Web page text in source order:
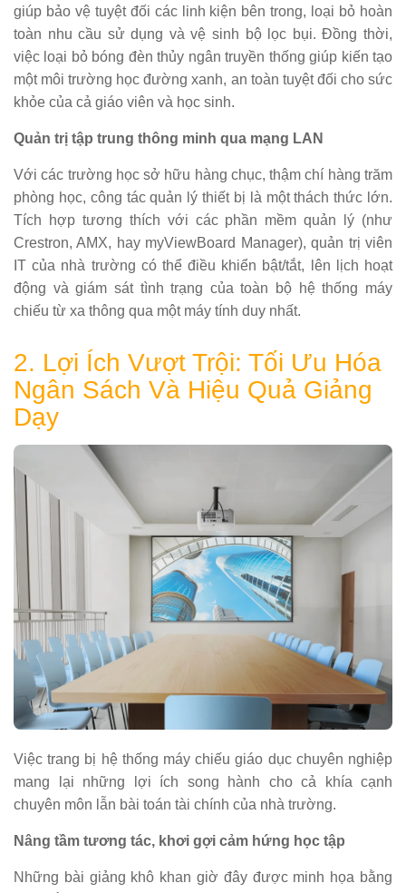
giúp bảo vệ tuyệt đối các linh kiện bên trong, loại bỏ hoàn
toàn nhu cầu sử dụng và vệ sinh bộ lọc bụi. Đồng thời,
việc loại bỏ bóng đèn thủy ngân truyền thống giúp kiến tạo
một môi trường học đường xanh, an toàn tuyệt đối cho sức
khỏe của cả giáo viên và học sinh.
Quản trị tập trung thông minh qua mạng LAN
Với các trường học sở hữu hàng chục, thậm chí hàng trăm
phòng học, công tác quản lý thiết bị là một thách thức lớn.
Tích hợp tương thích với các phần mềm quản lý (như
Crestron, AMX, hay myViewBoard Manager), quản trị viên
IT của nhà trường có thể điều khiển bật/tắt, lên lịch hoạt
động và giám sát tình trạng của toàn bộ hệ thống máy
chiếu từ xa thông qua một máy tính duy nhất.
2. Lợi Ích Vượt Trội: Tối Ưu Hóa
Ngân Sách Và Hiệu Quả Giảng
Dạy
Việc trang bị hệ thống máy chiếu giáo dục chuyên nghiệp
mang lại những lợi ích song hành cho cả khía cạnh
chuyên môn lẫn bài toán tài chính của nhà trường.
Nâng tầm tương tác, khơi gợi cảm hứng học tập
Những bài giảng khô khan giờ đây được minh họa bằng